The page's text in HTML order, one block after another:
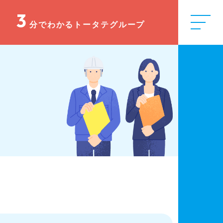
用情報サイト
3 分でわかるトータテグループ